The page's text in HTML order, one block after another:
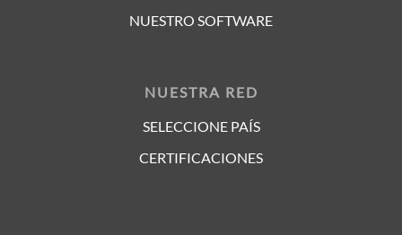
NUESTRO SOFTWARE
NUESTRA RED
SELECCIONE PAÍS
CERTIFICACIONES